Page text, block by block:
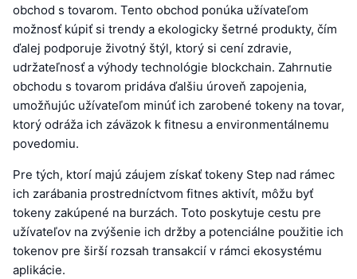
obchod s tovarom. Tento obchod ponúka užívateľom
možnosť kúpiť si trendy a ekologicky šetrné produkty, čím
ďalej podporuje životný štýl, ktorý si cení zdravie,
udržateľnosť a výhody technológie blockchain. Zahrnutie
obchodu s tovarom pridáva ďalšiu úroveň zapojenia,
umožňujúc užívateľom minúť ich zarobené tokeny na tovar,
ktorý odráža ich záväzok k fitnesu a environmentálnemu
povedomiu.
Pre tých, ktorí majú záujem získať tokeny Step nad rámec
ich zarábania prostredníctvom fitnes aktivít, môžu byť
tokeny zakúpené na burzách. Toto poskytuje cestu pre
užívateľov na zvýšenie ich držby a potenciálne použitie ich
tokenov pre širší rozsah transakcií v rámci ekosystému
aplikácie.